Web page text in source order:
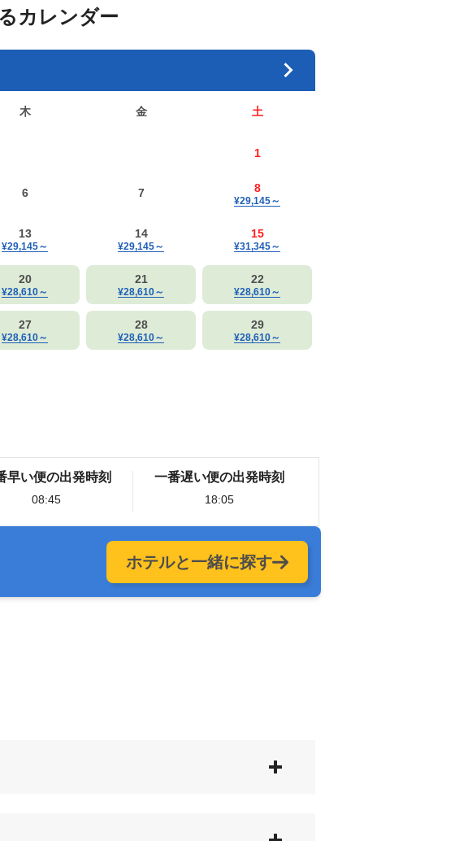
カレンダー
木 金 土
1
6 7 8
¥29,145～
13
¥29,145～
14
¥29,145～
15
¥31,345～
20
¥28,610～
21
¥28,610～
22
¥28,610～
27
¥28,610～
28
¥28,610～
29
¥28,610～
早い便の出発時刻
08:45
一番遅い便の出発時刻
18:05
ホテルと一緒に探す